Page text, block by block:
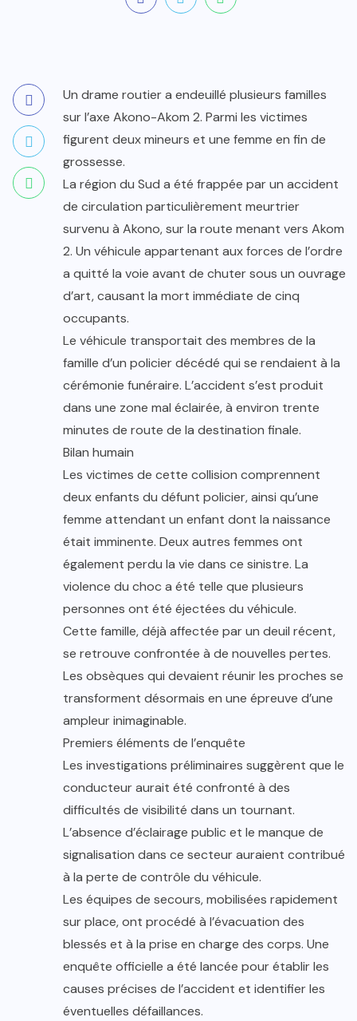
Un drame routier a endeuillé plusieurs familles
sur l’axe Akono-Akom 2. Parmi les victimes
figurent deux mineurs et une femme en fin de
grossesse.
La région du Sud a été frappée par un accident
de circulation particulièrement meurtrier
survenu à Akono, sur la route menant vers Akom
2. Un véhicule appartenant aux forces de l’ordre
a quitté la voie avant de chuter sous un ouvrage
d’art, causant la mort immédiate de cinq
occupants.
Le véhicule transportait des membres de la
famille d’un policier décédé qui se rendaient à la
cérémonie funéraire. L’accident s’est produit
dans une zone mal éclairée, à environ trente
minutes de route de la destination finale.
Bilan humain
Les victimes de cette collision comprennent
deux enfants du défunt policier, ainsi qu’une
femme attendant un enfant dont la naissance
était imminente. Deux autres femmes ont
également perdu la vie dans ce sinistre. La
violence du choc a été telle que plusieurs
personnes ont été éjectées du véhicule.
Cette famille, déjà affectée par un deuil récent,
se retrouve confrontée à de nouvelles pertes.
Les obsèques qui devaient réunir les proches se
transforment désormais en une épreuve d’une
ampleur inimaginable.
Premiers éléments de l’enquête
Les investigations préliminaires suggèrent que le
conducteur aurait été confronté à des
difficultés de visibilité dans un tournant.
L’absence d’éclairage public et le manque de
signalisation dans ce secteur auraient contribué
à la perte de contrôle du véhicule.
Les équipes de secours, mobilisées rapidement
sur place, ont procédé à l’évacuation des
blessés et à la prise en charge des corps. Une
enquête officielle a été lancée pour établir les
causes précises de l’accident et identifier les
éventuelles défaillances.